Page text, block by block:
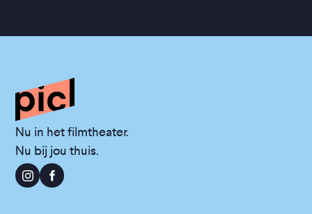
Nu in het filmtheater.
Nu bij jou thuis.